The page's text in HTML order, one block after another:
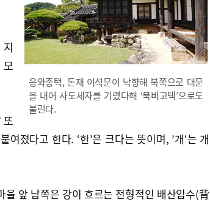
응와종택, 돈재 이석문이 낙향해 북쪽으로 대문
을 내어 사도세자를 기렸다해 ‘북비고택’으로도
불린다.
모
또
여졌다고 한다. ‘한’은 크다는 뜻이며, ’개‘는 개
앞 남쪽은 강이 흐르는 전형적인 배산임수(背